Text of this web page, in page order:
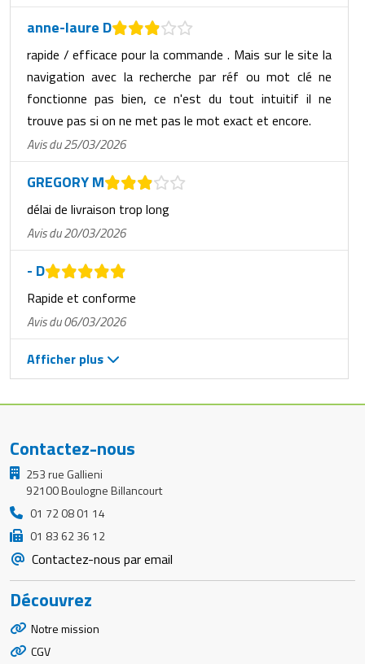
anne-laure D
rapide / efficace pour la commande . Mais sur le site la
navigation avec la recherche par réf ou mot clé ne
fonctionne pas bien, ce n'est du tout intuitif il ne
trouve pas si on ne met pas le mot exact et encore.
Avis du 25/03/2026
GREGORY M
délai de livraison trop long
Avis du 20/03/2026
- D
Rapide et conforme
Avis du 06/03/2026
Afficher plus
Contactez-nous
253 rue Gallieni
92100 Boulogne Billancourt
01 72 08 01 14
01 83 62 36 12
Contactez-nous par email
Découvrez
Notre mission
CGV